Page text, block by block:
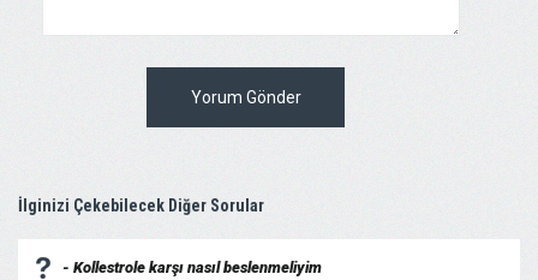
Yorum Gönder
İlginizi Çekebilecek Diğer Sorular
- Kollestrole karşı nasıl beslenmeliyim